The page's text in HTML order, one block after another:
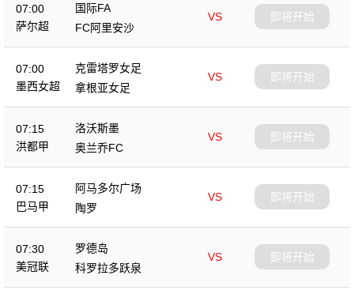
07:00
萨尔超
国际FA
VS
FC阿里安沙
即将开始
07:00
墨西女超
克雷塔罗女足
VS
拿根亚女足
即将开始
07:15
洪都甲
洛沃斯墨
VS
奥兰乔FC
即将开始
07:15
巴马甲
阿马多尔广场
VS
陶罗
即将开始
07:30
美冠联
罗德岛
VS
科罗拉多跃泉
即将开始